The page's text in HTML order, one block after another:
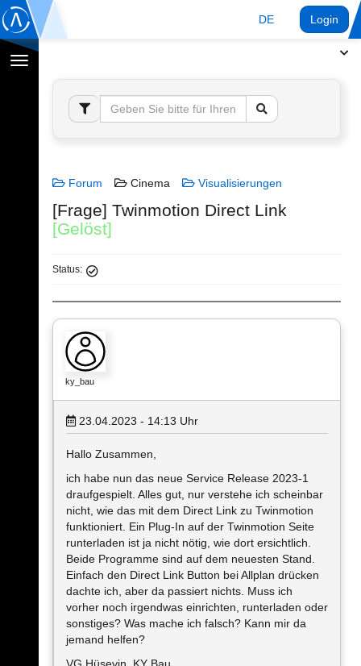
DE Login
Navigation
umschalten
Forum Cinema Visualisierungen
[Frage] Twinmotion Direct Link
[Gelöst]
Status:
ky_bau
23.04.2023 - 14:13 Uhr
Hallo Zusammen,
ich habe nun das neue Service Release 2023-1
draufgespielt. Alles gut, nur verstehe ich scheinbar
nicht, wie das mit dem Direct Link zu Twinmotion
funktioniert. Ein Plug-In auf der Twinmotion Seite
runterladen ist ja nicht nötig, wie dort ersichtlich.
Beide Programme sind auf dem neuesten Stand.
Einfach den Direct Link Button bei Allplan drücken
dachte ich, aber da passiert nichts. Muss ich
vorher noch irgendwas einrichten, runterladen oder
sonstiges? Was mache ich falsch? Kann mir da
jemand helfen?